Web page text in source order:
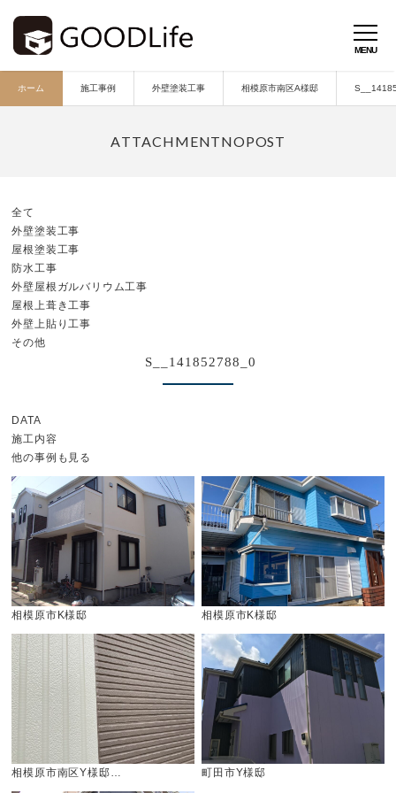
ホーム 施工事例 外壁塗装工事 相模原市南区A様邸
全て
外壁塗装工事
屋根塗装工事
防水工事
外壁屋根ガルバリウム工事
屋根上葺き工事
外壁上貼り工事
その他
S__141852788_0
DATA
施工内容
他の事例も見る
相模原市K様邸 相模原市K様邸
相模原市南区Y様邸… 町田市Y様邸